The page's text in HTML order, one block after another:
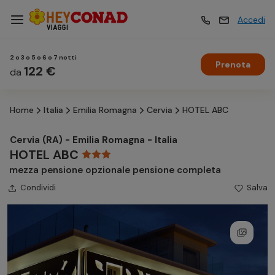
Vacanze
Esperienze
Hotel
Crociere
Traghetti
Accedi
Vacanze
Esperienze
Hotel
Crociere
Traghetti
2 o 3 o 5 o 6 o 7 notti
da 122 € Prenota
Home Italia Emilia Romagna Cervia HOTEL ABC
Cervia (RA) - Emilia Romagna - Italia
HOTEL ABC
mezza pensione opzionale pensione completa
Condividi Salva